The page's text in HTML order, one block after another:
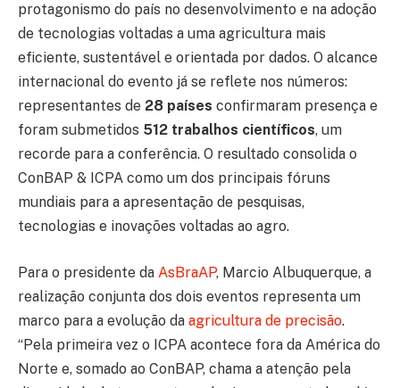
protagonismo do país no desenvolvimento e na adoção
de tecnologias voltadas a uma agricultura mais
eficiente, sustentável e orientada por dados. O alcance
internacional do evento já se reflete nos números:
representantes de 28 países confirmaram presença e
foram submetidos 512 trabalhos científicos, um
recorde para a conferência. O resultado consolida o
ConBAP & ICPA como um dos principais fóruns
mundiais para a apresentação de pesquisas,
tecnologias e inovações voltadas ao agro.
Para o presidente da AsBraAP, Marcio Albuquerque, a
realização conjunta dos dois eventos representa um
marco para a evolução da agricultura de precisão.
“Pela primeira vez o ICPA acontece fora da América do
Norte e, somado ao ConBAP, chama a atenção pela